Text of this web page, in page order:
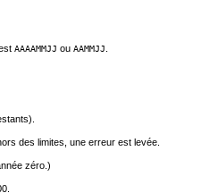
AAAAMMJJ ou AAMMJJ
des limites, une erreur est levée.
zéro.)